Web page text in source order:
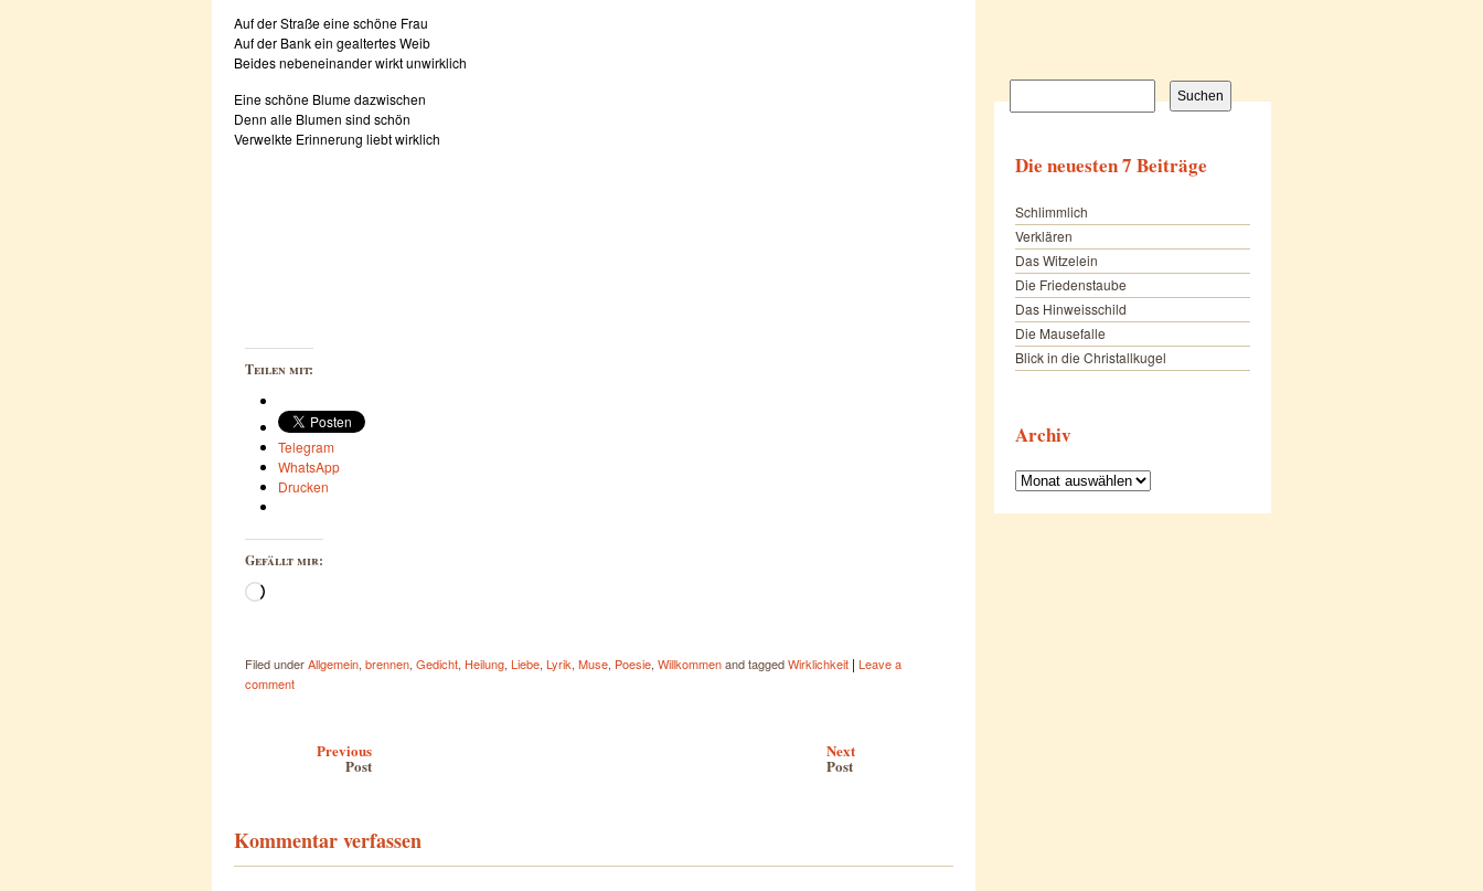
Auf der Straße eine schöne Frau
Auf der Bank ein gealtertes Weib
Beides nebeneinander wirkt unwirklich
Eine schöne Blume dazwischen
Denn alle Blumen sind schön
Verwelkte Erinnerung liebt wirklich
Teilen mit:
Telegram
WhatsApp
Drucken
Gefällt mir:
Wird
Filed underAllgemein, brennen, Gedicht, Heilung, Liebe, Lyrik, Muse, Poesie, Willkommenand taggedWirklichkeit | Leave a
comment
Previous
Post
Next
Post
Kommentar verfassen
Suchen
Die neuesten 7 Beiträge
Schlimmlich
Verklären
Das Witzelein
Die Friedenstaube
Das Hinweisschild
Die Mausefalle
Blick in die Christallkugel
Archiv
Archiv